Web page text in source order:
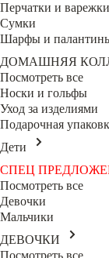
Перчатки и варежки
Сумки
Шарфы и
ДОМАШНЯЯ
Посмотреть все
Носки и гольфы
Уход за изделиями
Подарочная
Дети
СПЕЦ
Посмотреть все
Девочки
Мальчики
ДЕВОЧКИ
Посмотреть все